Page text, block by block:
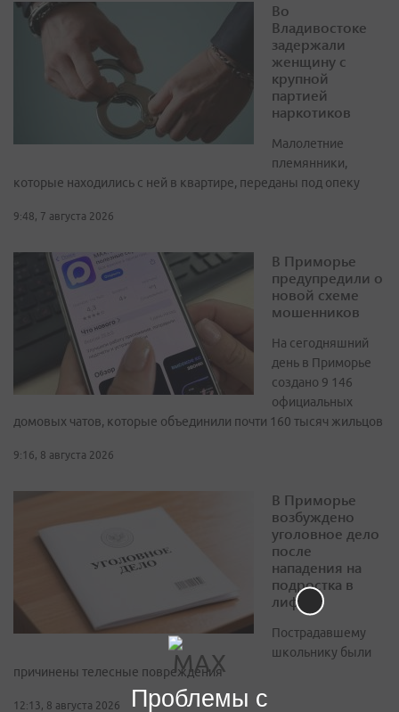
Во
Владивостоке
задержали
женщину с
крупной
партией
наркотиков
Малолетние
племянники,
которые находились с ней в квартире, переданы под опеку
9:48, 7 августа 2026
В Приморье
предупредили о
новой схеме
мошенников
На сегодняшний
день в Приморье
создано 9 146
официальных
домовых чатов, которые объединили почти 160 тысяч жильцов
9:16, 8 августа 2026
В Приморье
возбуждено
уголовное дело
после
нападения на
подростка в
лифте
Пострадавшему
школьнику были
причинены телесные повреждения
12:13, 8 августа 2026
Проблемы с